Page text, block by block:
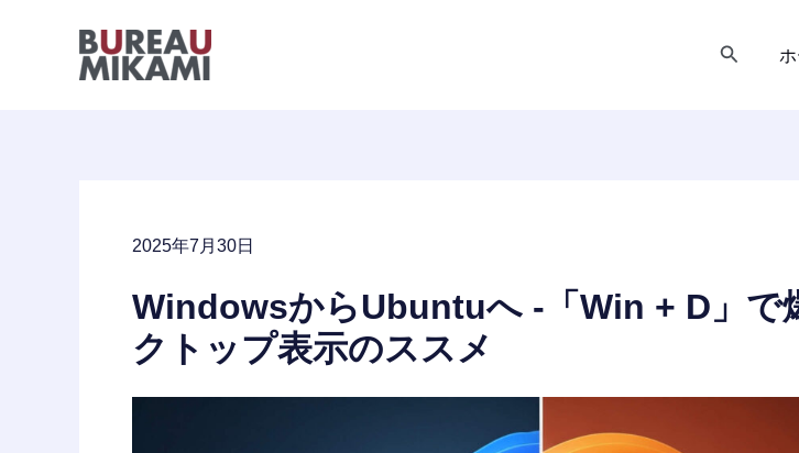
検
2025年7月30日
WindowsからUbuntuへ -「Win + D」で
クトップ表示のススメ